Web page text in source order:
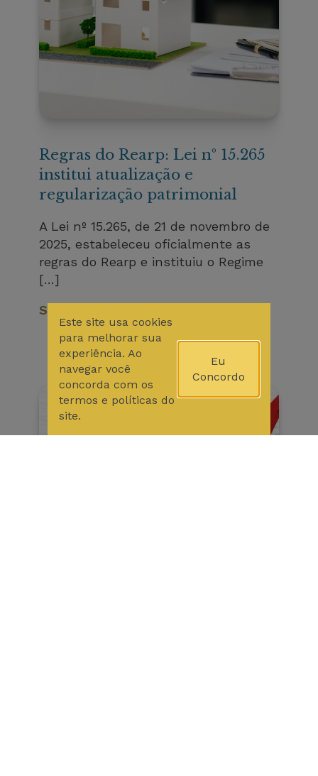
Regras do Rearp: Lei nº 15.265
institui atualização e
regularização patrimonial
A Lei nº 15.265, de 21 de novembro de
2025, estabeleceu oficialmente as
regras do Rearp e instituiu o Regime
[…]
Saiba Mais
Este site usa cookies
para melhorar sua
experiência. Ao
navegar você
concorda com os
termos e políticas do
site.
Eu
Concordo